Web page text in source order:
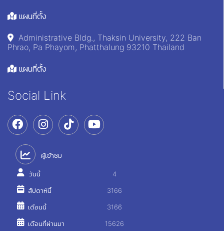
แผนที่ตั้ง
Administrative Bldg., Thaksin University, 222 Ban
Phrao, Pa Phayom, Phatthalung 93210 Thailand
แผนที่ตั้ง
Social Link
ผู้เข้าชม
วันนี้ 4
สัปดาห์นี้ 3166
เดือนนี้ 3166
เดือนที่ผ่านมา 15626